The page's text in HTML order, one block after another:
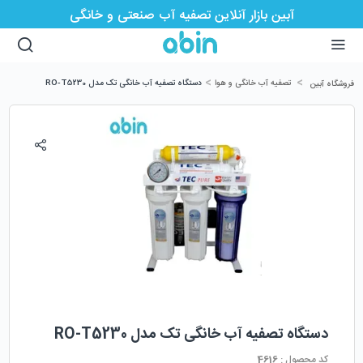
آبین بازار آنلاین تصفیه آب صنعتی و خانگی
فروشگاه آبین > تصفیه آب خانگی و هوا > دستگاه تصفیه آب خانگی تک مدل RO-T5230
دستگاه تصفیه آب خانگی تک مدل RO-T5230
کد محصول : 4616